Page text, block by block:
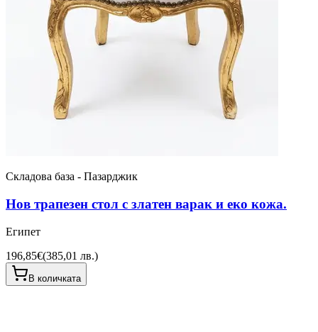
Складова база - Пазарджик
Нов трапезен стол с златен варак и еко кожа.
Египет
196,85€(385,01 лв.)
В количката